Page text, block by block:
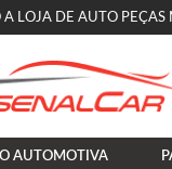
LOJA DE AUTO
AUTOMOTIVA